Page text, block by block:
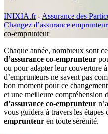
INIXIA.fr- Assurance des
Changez d’assurance emprunteur
co-emprunteur
Chaque année, nombreux sont
d’assurance co-emprunteur
ou pour adapter leur couverture
d’emprunteurs ne savent pas
bon moment pour ce
et une meilleure compréhension
d’assurance co-emprunteur
vous guidera à travers les étapes
emprunteur en toute sérénité.